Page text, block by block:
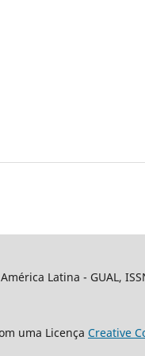
Latina - GUAL,
uma Licença Creative